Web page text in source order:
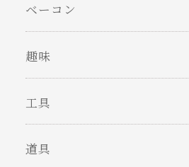
ベーコン
趣味
工具
道具